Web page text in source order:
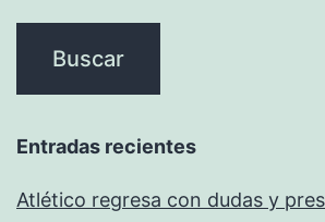
Entradas recientes
Atlético regresa con dudas y